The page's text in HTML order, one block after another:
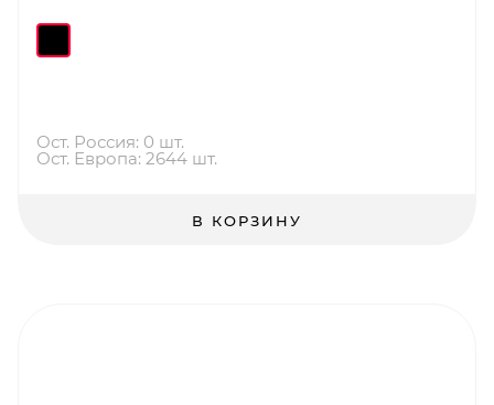
Ост. Россия: 0 шт.
Ост. Европа: 2644 шт.
В КОРЗИНУ